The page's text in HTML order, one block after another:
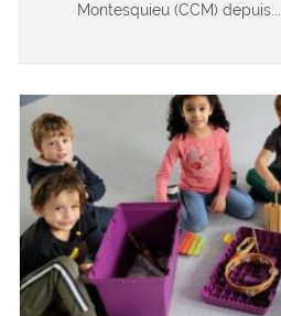
Montesquieu (CCM) depuis...